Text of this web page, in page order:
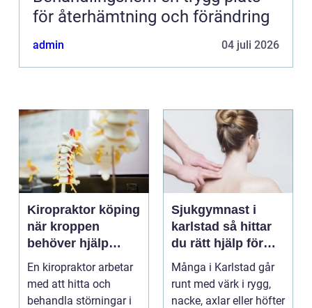
för återhämtning och förändring
admin 04 juli 2026
Kiropraktor köping
när kroppen
behöver hjälp
tillbaka
En kiropraktor arbetar
med att hitta och
behandla störningar i
Sjukgymnast i
karlstad så hittar
du rätt hjälp för
kroppen
Många i Karlstad går
runt med värk i rygg,
nacke, axlar eller höfter